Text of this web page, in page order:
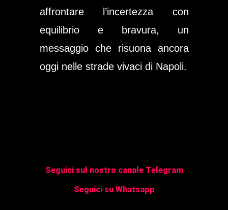
affrontare l’incertezza con
equilibrio e bravura, un
messaggio che risuona ancora
oggi nelle strade vivaci di Napoli.
Seguici sul nostro canale Telegram
Seguici su Whatsapp